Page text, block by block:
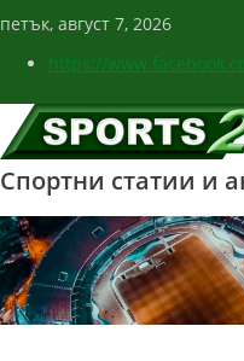
петък, август 7, 2026
https://
Спортни статии и